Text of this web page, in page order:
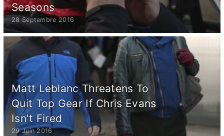
Seasons
28 Septembre 2016
Matt Leblanc Threatens To
Quit Top Gear If Chris Evans
Isn't Fired
29 Juin 2016